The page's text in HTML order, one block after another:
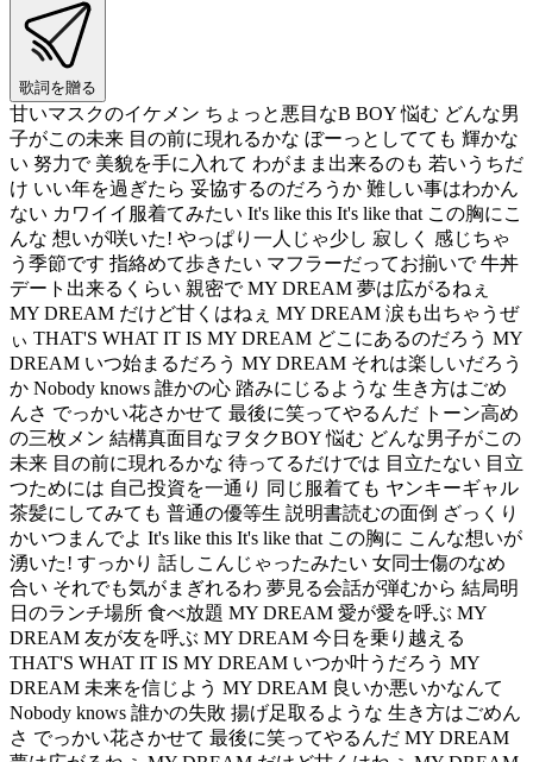
歌詞を贈る
甘いマスクのイケメン ちょっと悪目なB BOY 悩む どんな男
子がこの未来 目の前に現れるかな ぼーっとしてても 輝かな
い 努力で 美貌を手に入れて わがまま出来るのも 若いうちだ
け いい年を過ぎたら 妥協するのだろうか 難しい事はわかん
ない カワイイ服着てみたい It's like this It's like that この胸にこ
んな 想いが咲いた! やっぱり一人じゃ少し 寂しく 感じちゃ
う季節です 指絡めて歩きたい マフラーだってお揃いで 牛丼
デート出来るくらい 親密で MY DREAM 夢は広がるねぇ
MY DREAM だけど甘くはねぇ MY DREAM 涙も出ちゃうぜ
ぃ THAT'S WHAT IT IS MY DREAM どこにあるのだろう MY
DREAM いつ始まるだろう MY DREAM それは楽しいだろう
か Nobody knows 誰かの心 踏みにじるような 生き方はごめ
んさ でっかい花さかせて 最後に笑ってやるんだ トーン高め
の三枚メン 結構真面目なヲタクBOY 悩む どんな男子がこの
未来 目の前に現れるかな 待ってるだけでは 目立たない 目立
つためには 自己投資を一通り 同じ服着ても ヤンキーギャル
茶髪にしてみても 普通の優等生 説明書読むの面倒 ざっくり
かいつまんでよ It's like this It's like that この胸に こんな想いが
湧いた! すっかり 話しこんじゃったみたい 女同士傷のなめ
合い それでも気がまぎれるわ 夢見る会話が弾むから 結局明
日のランチ場所 食べ放題 MY DREAM 愛が愛を呼ぶ MY
DREAM 友が友を呼ぶ MY DREAM 今日を乗り越える
THAT'S WHAT IT IS MY DREAM いつか叶うだろう MY
DREAM 未来を信じよう MY DREAM 良いか悪いかなんて
Nobody knows 誰かの失敗 揚げ足取るような 生き方はごめん
さ でっかい花さかせて 最後に笑ってやるんだ MY DREAM